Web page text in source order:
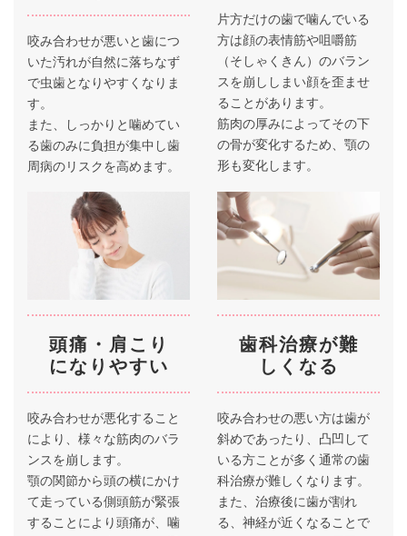
咬み合わせが悪いと歯につ
いた汚れが自然に落ちなず
で虫歯となりやすくなりま
す。
また、しっかりと噛めてい
る歯のみに負担が集中し歯
周病のリスクを高めます。
片方だけの歯で噛んでいる
方は顔の表情筋や咀嚼筋
（そしゃくきん）のバラン
スを崩ししまい顔を歪ませ
ることがあります。
筋肉の厚みによってその下
の骨が変化するため、顎の
形も変化します。
頭痛・肩こり
になりやすい
咬み合わせが悪化すること
により、様々な筋肉のバラ
ンスを崩します。
顎の関節から頭の横にかけ
て走っている側頭筋が緊張
することにより頭痛が、噛
歯科治療が難
しくなる
咬み合わせの悪い方は歯が
斜めであったり、凸凹して
いる方ことが多く通常の歯
科治療が難しくなります。
また、治療後に歯が割れ
る、神経が近くなることで